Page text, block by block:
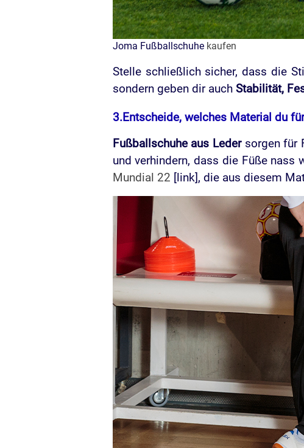
Joma Fußballschuhe kaufen
Stelle schließlich sicher, dass die
sondern geben dir auch Stabilität,
3.Entscheide, welches Material du
Fußballschuhe aus Ledersorgen für
und verhindern, dass die Füße
Mundial 22 [link], die aus diesem